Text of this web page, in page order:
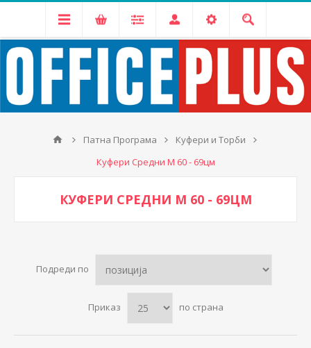
Патна Програма
Куфери и Торби
Куфери Средни M 60 - 69цм
КУФЕРИ СРЕДНИ M 60 - 69ЦМ
Подреди по
Приказ по страна